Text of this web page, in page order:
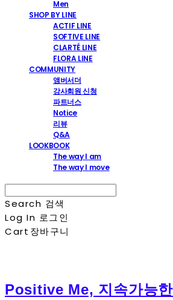
Men
SHOP BY LINE
ACTIF LINE
SOFTIVE LINE
CLARTÉ LINE
FLORA LINE
COMMUNITY
앰버서더
강사회원 신청
파트너스
Notice
리뷰
Q&A
LOOKBOOK
The way I am
The way I move
Search 검색
Log In 로그인
Cart 장바구니
Positive Me, 지속가능한